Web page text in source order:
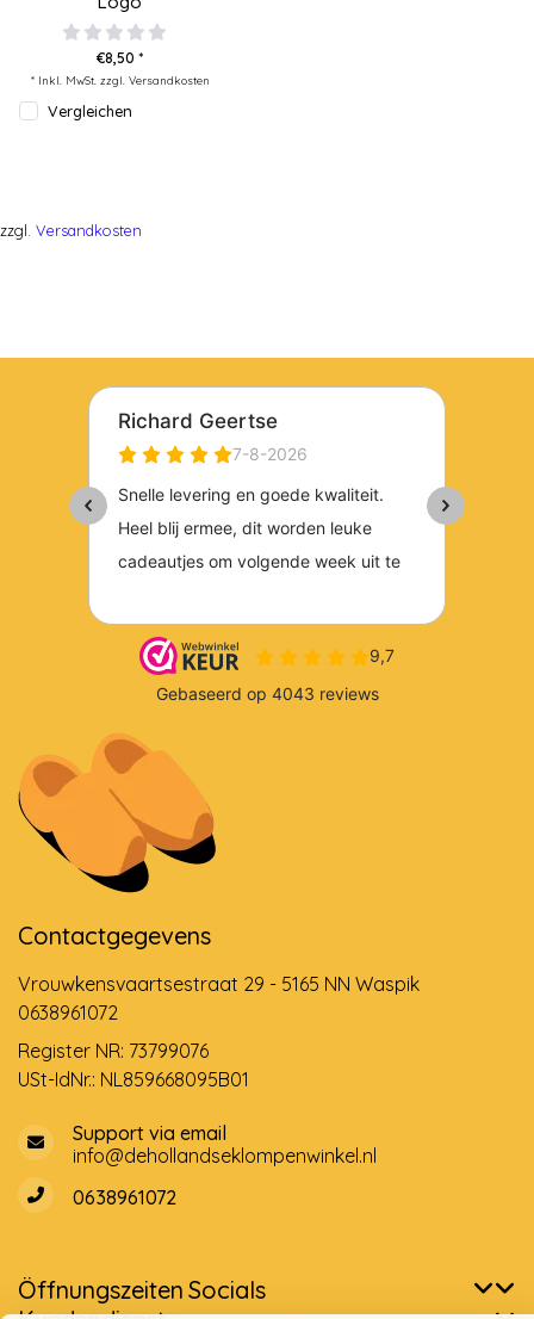
€8,50 *
* Inkl. MwSt. zzgl. Versandkosten
Vergleichen
zzgl. Versandkosten
Contactgegevens
Vrouwkensvaartsestraat 29 - 5165 NN Waspik
0638961072
Register NR: 73799076
USt-IdNr.: NL859668095B01
Support via email
info@dehollandseklompenwinkel.nl
0638961072
Öffnungszeiten Socials